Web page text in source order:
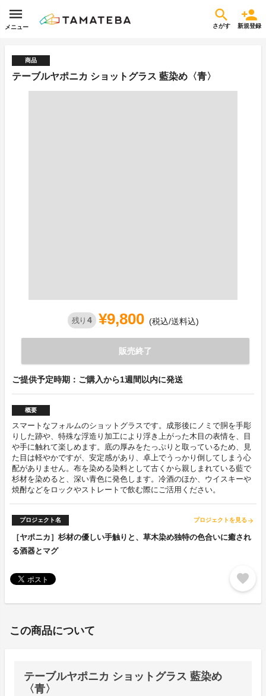
メニュー さがす 新規登録
商品
テーブルヤポニカ ショットグラス 藍染め〈青〉
残り 4 ¥9,800 (税込/送料込)
販売終了
ご提供予定時期：ご購入から1週間以内に発送
概要
スマートなフォルムのショットグラスです。成形後にノミで胴を手彫
りした跡や、特殊な浮造り加工により浮き上がった木目の表情を、目
や手に触れて楽しめます。底の厚みをたっぷりと取っているため、見
た目は軽やかですが、安定感があり、卓上でうっかり倒してしまう心
配がありません。布を染める染料として古くから親しまれている藍で
杉材を染めると、深い青色に発色します。冷酒のほか、ウイスキーや
焼酎などをロックやストレートで飲む際にご活用ください。
プロジェクト名 プロジェクトを見る arrow_forward
［ヤポニカ］杉材の優しい手触りと、草木染め独特の色合いに癒され
る酒器とマグ
favorite
この商品について
テーブルヤポニカ ショットグラス 藍染め
〈青〉